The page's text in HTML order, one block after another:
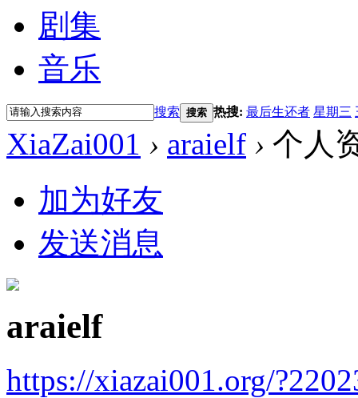
剧集
音乐
搜索 搜索 热搜: 最后生还者 星期三
XiaZai001 › araielf › 个人
加为好友
发送消息
araielf
https://xiazai001.org/